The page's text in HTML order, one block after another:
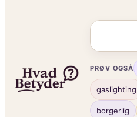
PRØV OGSÅ
gaslighting
borgerlig